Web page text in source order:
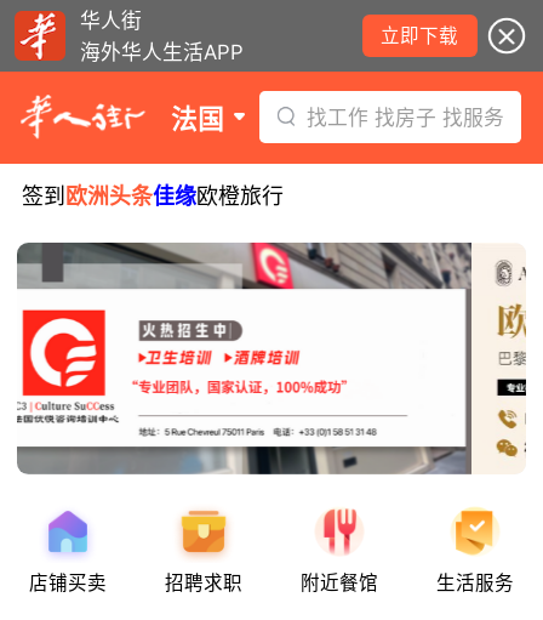
华人街
海外华人生活APP
立即下载
法国 找工作 找房子 找服务
签到 欧洲头条佳缘欧橙旅行
店铺买卖 招聘求职 附近餐馆 生活服务
8月6日要闻：法国医学实习名额大增！
地铁8号线部分关闭！宠物店违规罚款出
炉！